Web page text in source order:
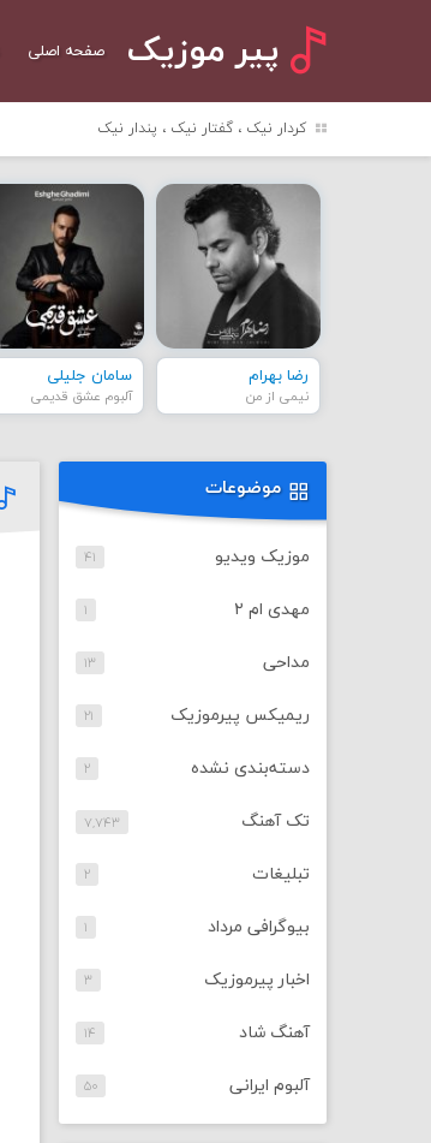
پیر موزیک صفحه اصلی
کردار نیک ، گفتار نیک ، پندار نیک
رضا بهرام
نیمی از من
سامان جلیلی
آلبوم عشق قدیمی
موضوعات
موزیک ویدیو ۴۱
مهدی ام ۲ ۱
مداحی ۱۳
ریمیکس پیرموزیک ۲۱
دسته‌بندی نشده ۲
تک آهنگ ۷,۷۴۳
تبلیغات ۲
بیوگرافی مرداد ۱
اخبار پیرموزیک ۳
آهنگ شاد ۱۴
آلبوم ایرانی ۵۰